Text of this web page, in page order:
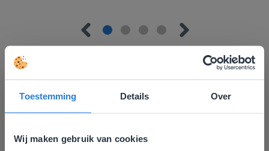
Toestemming Details Over
Wij maken gebruik van cookies
Ontdek meer!
Groep 8, Blok 9, Week 3, Les 11